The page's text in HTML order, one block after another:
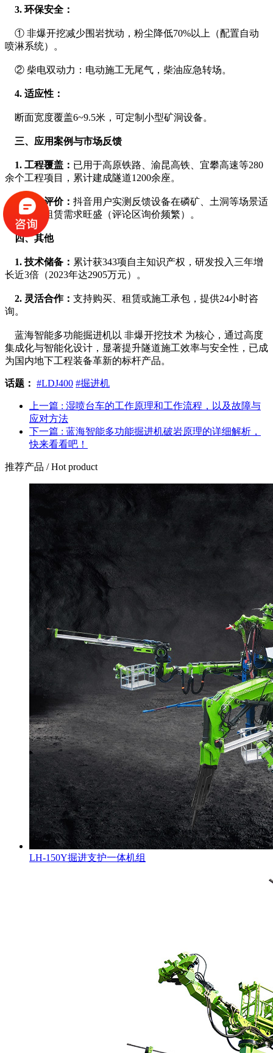
3. 环保安全：
喷淋系统）。
② 柴电双动力：电动施工无尾气，柴油应急转场。
4. 适应性：
断面宽度覆盖6~9.5米，可定制小型矿洞设备。
三、应用案例与市场反馈
1. 工程覆盖： 已用于高原铁路、渝昆高铁、宜攀高速等280
余个工程项目，累计建成隧道1200余座。
2. 客户评价： 抖音用户实测反馈设备在磷矿、土洞等场景适
用性强，租赁需求旺盛（评论区询价频繁）。
四、其他
1. 技术储备： 累计获343项自主知识产权，研发投入三年增
长近3倍（2023年达2905万元）。
2. 灵活合作： 支持购买、租赁或施工承包，提供24小时咨
询。
集成化与智能化设计，显著提升隧道施工效率与安全性，已成
为国内地下工程装备革新的标杆产品。
话题： #LDJ400 #掘进机
上一篇 : 湿喷台车的工作原理和工作流程，以及故障与
应对方法
下一篇 : 蓝海智能多功能掘进机破岩原理的详细解析，
快来看看吧！
推荐产品 / Hot product
LH-150Y掘进支护一体机组